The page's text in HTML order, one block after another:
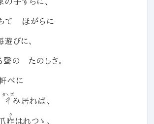
て ほがらに
びに、
の たのしさ。
べに
彳
タヽズ
み居れば、
咋
ク
はれつゝ。